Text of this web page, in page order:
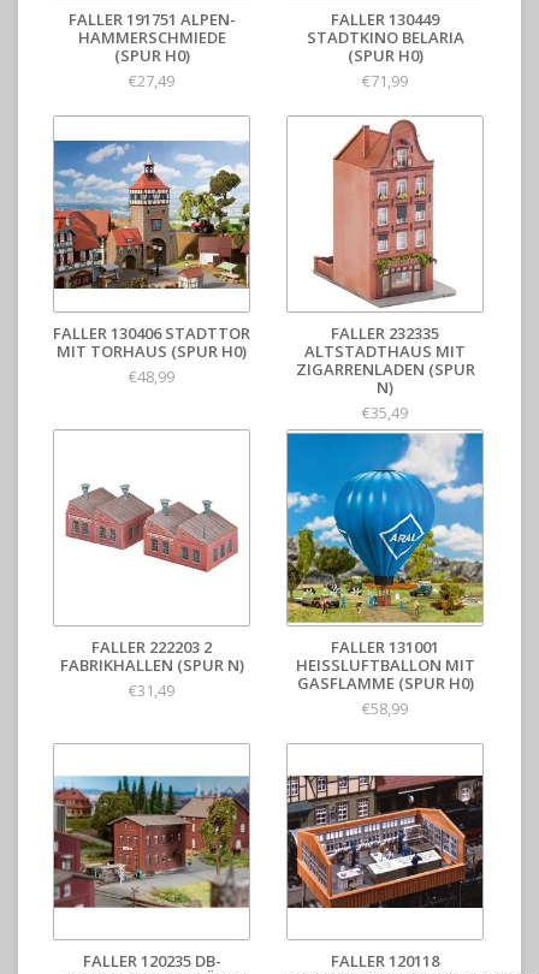
FALLER 191751 ALPEN-
HAMMERSCHMIEDE
(SPUR H0)
€27,49
FALLER 130449
STADTKINO BELARIA
(SPUR H0)
€71,99
FALLER 130406 STADTTOR
MIT TORHAUS (SPUR H0)
€48,99
FALLER 232335
ALTSTADTHAUS MIT
ZIGARRENLADEN (SPUR
N)
€35,49
FALLER 222203 2
FABRIKHALLEN (SPUR N)
€31,49
FALLER 131001
HEISSLUFTBALLON MIT G
ASFLAMME (SPUR H0)
€58,99
FALLER 120235 DB-
FALLER 120118